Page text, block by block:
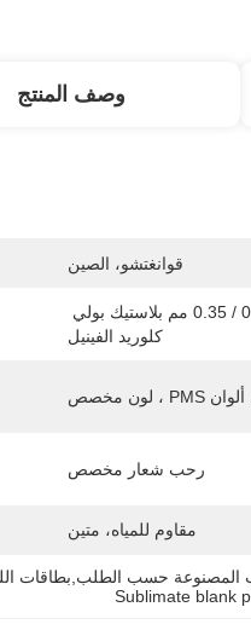
وصف المنتج
قوانغتشو، الصين
كلوريد الفينيل
رحب شعار مخصص
مقاوم للمياه، متين
المصنوعة حسب الطلب,بطاقات
Sublimate blank